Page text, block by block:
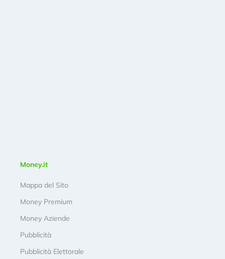
Money.it
Mappa del Sito
Money Premium
Money Aziende
Pubblicità
Pubblicità Elettorale